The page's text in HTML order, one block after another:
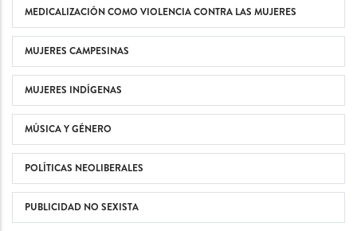
MEDICALIZACIÓN COMO VIOLENCIA CONTRA LAS MUJERES
MUJERES CAMPESINAS
MUJERES INDÍGENAS
MÚSICA Y GÉNERO
POLÍTICAS NEOLIBERALES
PUBLICIDAD NO SEXISTA